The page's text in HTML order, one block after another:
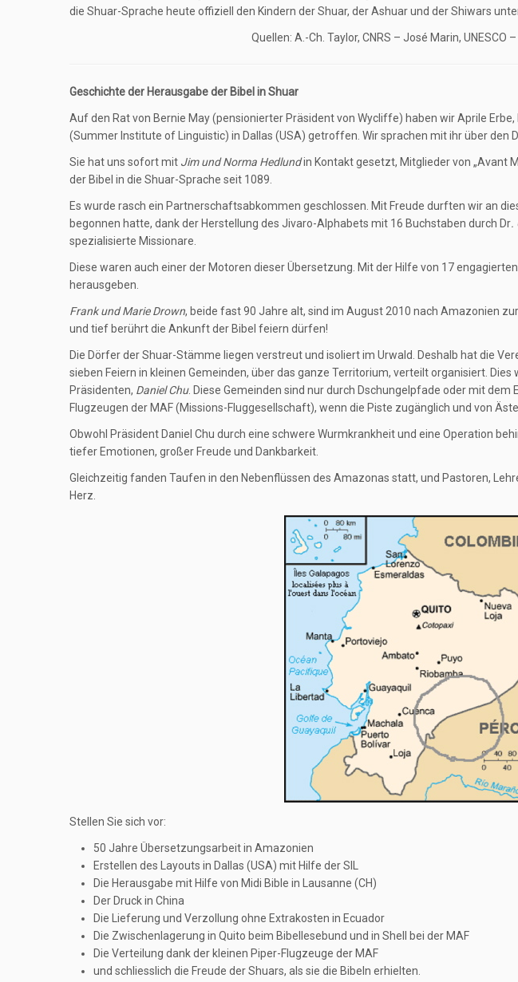
die Shuar-Sprache heute offiziell den Kindern der Shuar, der Ashuar und der Shiwars
Quellen: A.-Ch. Taylor, CNRS – José Marin, UNESCO
Geschichte der Herausgabe der Bibel in Shuar
Auf den Rat von Bernie May (pensionierter Präsident von Wycliffe) haben wir Aprile
(Summer Institute of Linguistic) in Dallas (USA) getroffen. Wir sprachen mit ihr über den
Sie hat uns sofort mit Jim und Norma Hedlundin Kontakt gesetzt, Mitglieder von „Avant
der Bibel in die Shuar-Sprache seit 1089.
Es wurde rasch ein Partnerschaftsabkommen geschlossen. Mit Freude durften wir an
begonnen hatte, dank der Herstellung des Jivaro-Alphabets mit 16 Buchstaben durch Dr.
spezialisierte Missionare.
Diese waren auch einer der Motoren dieser Übersetzung. Mit der Hilfe von 17
herausgeben.
Frank und Marie Drown, beide fast 90 Jahre alt, sind im August 2010 nach Amazonien
und tief berührt die Ankunft der Bibel feiern dürfen!
Die Dörfer der Shuar-Stämme liegen verstreut und isoliert im Urwald. Deshalb hat die
sieben Feiern in kleinen Gemeinden, über das ganze Territorium, verteilt organisiert.
Präsidenten, Daniel Chu. Diese Gemeinden sind nur durch Dschungelpfade oder mit dem
Flugzeugen der MAF (Missions-Fluggesellschaft), wenn die Piste zugänglich und von
Obwohl Präsident Daniel Chu durch eine schwere Wurmkrankheit und eine Operation
tiefer Emotionen, großer Freude und Dankbarkeit.
Gleichzeitig fanden Taufen in den Nebenflüssen des Amazonas statt, und Pastoren,
Herz.
Stellen Sie sich vor:
50 Jahre Übersetzungsarbeit in Amazonien
Erstellen des Layouts in Dallas (USA) mit Hilfe der SIL
Die Herausgabe mit Hilfe von Midi Bible in Lausanne (CH)
Der Druck in China
Die Lieferung und Verzollung ohne Extrakosten in Ecuador
Die Zwischenlagerung in Quito beim Bibellesebund und in Shell bei der MAF
Die Verteilung dank der kleinen Piper-Flugzeuge der MAF
und schliesslich die Freude der Shuars, als sie die Bibeln erhielten.